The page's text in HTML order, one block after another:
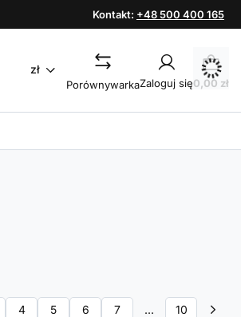
Kontakt: +48 500 400 165
zł
PorównywarkaZaloguj się0,00 zł
4 5 6 7 ... 10